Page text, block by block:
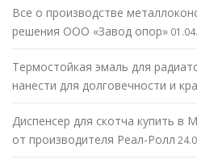
Все о производстве
решения ООО «Завод опор»
Термостойкая эмаль для
нанести для долговечности и
Диспенсер для скотча купить в
от производителя Реал-Ролл